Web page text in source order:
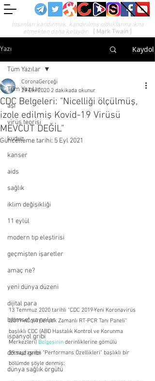
İnsanları kandırmak, kandırılmış olduklarına ikna
etmekten daha kolaydır.
[ Mark Twain ]
Yazı Kaydol
Tüm Yazılar
aşı
virüs teorisi
kuduz
kanser
aids
sağlık
iklim değişikliği
11 eylül
modern tıp eleştirisi
geçmişten işaretler
amaç ne?
yeni dünya düzeni
dijital para
bilimsel yayınlar
ispanyol gribi
domuz gribi
dünya sağlık örgütü
Tüm Yazılar
CDC Belgeleri: "Nicelliği ölçülmüş,
izole edilmiş Kovid-19 Virüsü
MEVCUT DEĞİL"
CoronaGerçeği
29 Eki 2020 2 dakikada okunur
Güncelleme tarihi: 5 Eyl 2021
13 Temmuz 2020 tarihli “CDC 2019-Yeni Koronavirüs
(2019-nCoV) Gerçek Zamanlı RT-PCR Tanı Paneli“
başlıklı CDC (ABD Hastalık Kontrol ve Korunma
Merkezleri) Belgesinin derinliklerine gömülü
39.sayfasının "Performans Özellikleri" başlıklı bir
bölümde şöyle denmiş: